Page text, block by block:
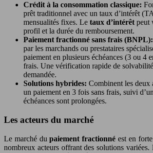
Crédit à la consommation classique:
prêt traditionnel avec un taux d’intérêt
mensualités fixes. Le taux d’intérêt peut
profil et la durée du remboursement.
Paiement fractionné sans frais (BNPL):
par les marchands ou prestataires
paiement en plusieurs échéances (3 ou 4
frais. Une vérification rapide de
demandée.
Solutions hybrides: Combinent les deux
un paiement en 3 fois sans frais, suivi
échéances sont prolongées.
Les acteurs du marché
Le marché dupaiement fractionnéest en
nombreux acteurs offrant des solutions